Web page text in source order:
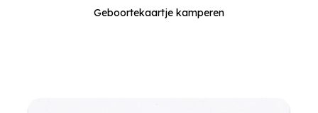
Geboortekaartje kamperen